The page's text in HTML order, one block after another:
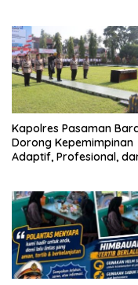
Bencana
Kapolres Pasaman
Dorong Kepemimpinan
Adaptif, Profesional,